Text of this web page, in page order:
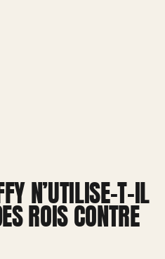
N’UTILISE-T-IL
ROIS CONTRE